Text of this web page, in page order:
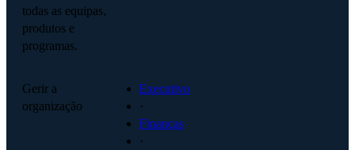
todas as equipas,
produtos e
programas.
Gerir a
organização
Executivo
·
Finanças
·